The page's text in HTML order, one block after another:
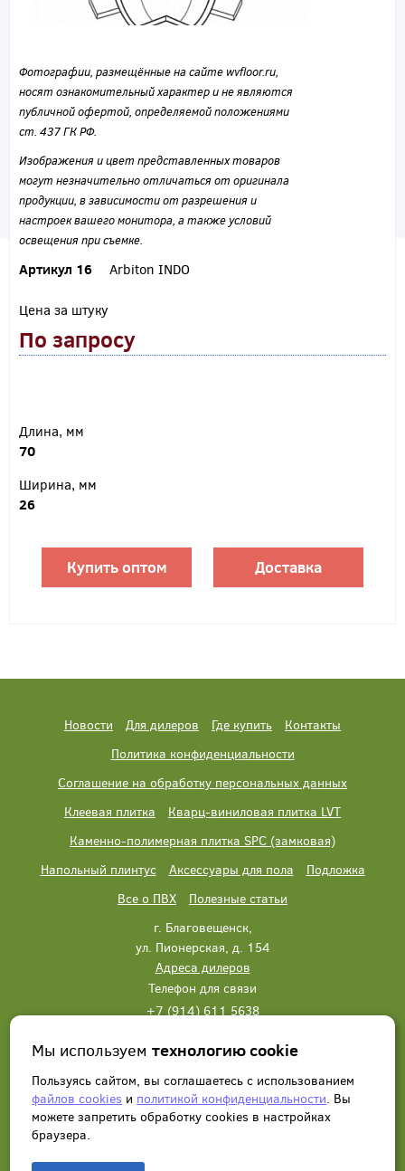
Фотографии, размещённые на сайте wvfloor.ru,
носят ознакомительный характер и не являются
публичной офертой, определяемой положениями
ст. 437 ГК РФ.
Изображения и цвет представленных товаров
могут незначительно отличаться от оригинала
продукции, в зависимости от разрешения и
настроек вашего монитора, а также условий
освещения при съемке.
Артикул 16 Arbiton INDO
Цена за штуку
По запросу
Длина, мм
70
Ширина, мм
26
Купить оптом Доставка
Новости Для дилеров Где купить
Контакты
Политика конфиденциальности
Соглашение на обработку персональных данных
Клеевая плитка
Кварц-виниловая плитка LVT
Каменно-полимерная плитка SPC (замковая)
Напольный плинтус
Аксессуары для пола
Подложка
Все о ПВХ
Полезные статьи
г. Благовещенск,
ул. Пионерская, д. 154
Адреса дилеров
Телефон для связи
+7 (914) 611 5638
Написать нам Заказать звонок
Мы используемтехнологию cookie
Пользуясь сайтом, вы соглашаетесь с использованием
файлов cookies и политикой конфиденциальности. Вы
можете запретить обработку сookies в настройках
браузера.